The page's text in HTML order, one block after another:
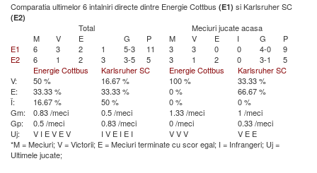
Comparatia ultimelor 6 intalniri directe dintre Energie Cottbus (E1) si Karlsruher SC
(E2)
Total
Meciuri jucate acasa
M
V E G P M V E I G
P
E1
6 3 2 1 5-3 11 3 3 0 0 4-0
9
E2
6 1 2 3 3-5 5 3 1 2 0 3-1
5
Energie Cottbus
Karlsruher SC Energie Cottbus
Karlsruher SC
V:
50 % 16.67 % 100 %
33.33 %
E:
33.33 % 33.33 % 0 %
66.67 %
Î:
16.67 % 50 % 0 %
0 %
Gm:
0.83 /meci 0.5 /meci 1.33 /meci
1 /meci
Gp:
0.5 /meci 0.83 /meci 0 /meci
0.33 /meci
Uj:
V I EV EV I V E I E I VVV V E E
*M = Meciuri; V = Victorii; E = Meciuri terminate cu scor egal; I = Infrangeri; Uj =
Ultimele jucate;